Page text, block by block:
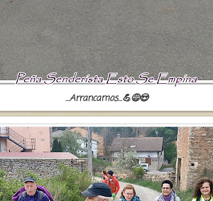
...Arrancamos...💪😅😍